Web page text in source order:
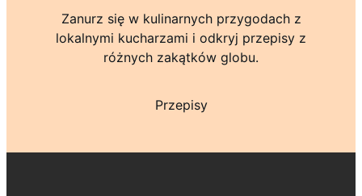
Zanurz się w kulinarnych przygodach z
lokalnymi kucharzami i odkryj przepisy z
różnych zakątków globu.
Przepisy